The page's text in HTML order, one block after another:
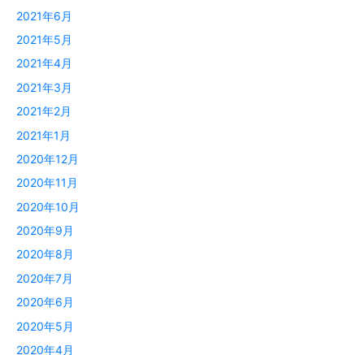
2021年6月
2021年5月
2021年4月
2021年3月
2021年2月
2021年1月
2020年12月
2020年11月
2020年10月
2020年9月
2020年8月
2020年7月
2020年6月
2020年5月
2020年4月